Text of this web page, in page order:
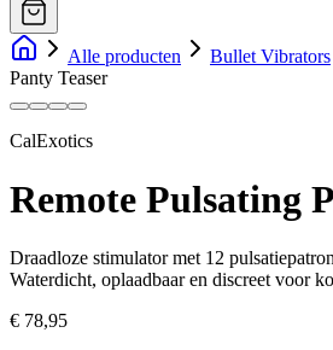
Alle producten Bullet Vibrators
Panty Teaser
CalExotics
Remote Pulsating
Draadloze stimulator met 12
Waterdicht, oplaadbaar en discreet voor
€ 78,95